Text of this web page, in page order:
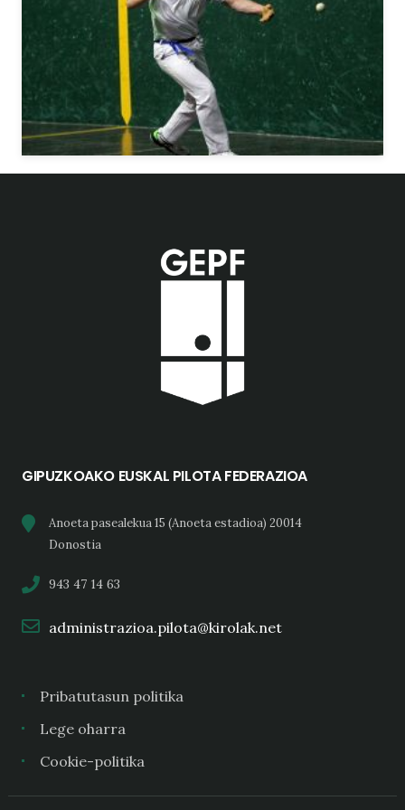
GIPUZKOAKO EUSKAL PILOTA FEDERAZIOA
Anoeta pasealekua 15 (Anoeta estadioa) 20014
Donostia
943 47 14 63
administrazioa.pilota@kirolak.net
Pribatutasun politika
Lege oharra
Cookie-politika